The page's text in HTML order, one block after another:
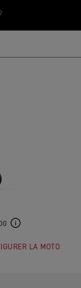
LA MOTO